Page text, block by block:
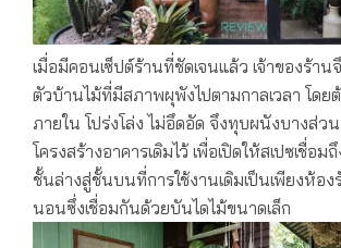
เมื่อมีคอนเซ็ปต์ร้านที่ชัดเจนแล้ว เจ้าของร้าน
ตัวบ้านไม้ที่มีสภาพผุพังไปตามกาลเวลา โดย
ภายใน โปร่งโล่ง ไม่อึดอัด จึงทุบผนังบางส่ว
โครงสร้างอาคารเดิมไว้ เพื่อเปิดให้สเปซเชื่อ
ชั้นล่างสู่ชั้นบนที่การใช้งานเดิมเป็นเพียงห้อ
นอนซึ่งเชื่อมกันด้วยบันไดไม้ขนาดเล็ก